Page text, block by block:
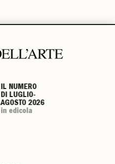
IL NUMERO
DI LUGLIO-
AGOSTO 2026
in edicola
IL NUMERO
DI LUGLIO-
AGOSTO 2026
in edicola
IL NUMERO
DI LUGLIO-
AGOSTO 2026
in edicola
IL NUMERO
DI LUGLIO-
AGOSTO 2026
in edicola